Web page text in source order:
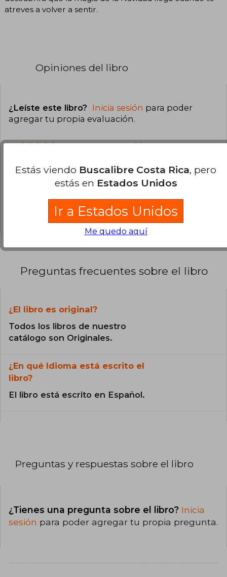
atreves a volver a sentir.
Opiniones del libro
¿Leíste este libro? Inicia sesión para poder
agregar tu propia evaluación.
0% (0)
0% (0)
0% (0)
Preguntas frecuentes sobre el libro
¿El libro es original?
Todos los libros de nuestro
catálogo son Originales.
¿En qué Idioma está escrito el
libro?
El libro está escrito en Español.
Preguntas y respuestas sobre el libro
¿Tienes una pregunta sobre el libro? Inicia
sesión para poder agregar tu propia pregunta.
Estás viendo Buscalibre Costa Rica, pero
estás en Estados Unidos
Ir a Estados Unidos
Me quedo aquí